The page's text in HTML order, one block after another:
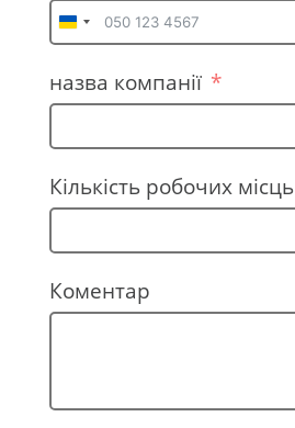
U
r
i
n
e
+
8
назва компанії
Кількість робочих місць
Коментар